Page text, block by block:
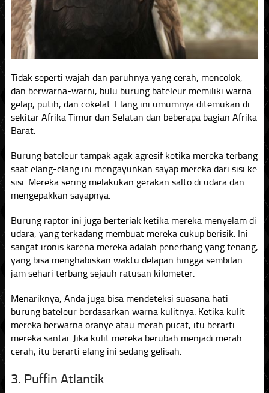
Tidak seperti wajah dan paruhnya yang cerah, mencolok,
dan berwarna-warni, bulu burung bateleur memiliki warna
gelap, putih, dan cokelat. Elang ini umumnya ditemukan di
sekitar Afrika Timur dan Selatan dan beberapa bagian Afrika
Barat.
Burung bateleur tampak agak agresif ketika mereka terbang
saat elang-elang ini mengayunkan sayap mereka dari sisi ke
sisi. Mereka sering melakukan gerakan salto di udara dan
mengepakkan sayapnya.
Burung raptor ini juga berteriak ketika mereka menyelam di
udara, yang terkadang membuat mereka cukup berisik. Ini
sangat ironis karena mereka adalah penerbang yang tenang,
yang bisa menghabiskan waktu delapan hingga sembilan
jam sehari terbang sejauh ratusan kilometer.
Menariknya, Anda juga bisa mendeteksi suasana hati
burung bateleur berdasarkan warna kulitnya. Ketika kulit
mereka berwarna oranye atau merah pucat, itu berarti
mereka santai. Jika kulit mereka berubah menjadi merah
cerah, itu berarti elang ini sedang gelisah.
3. Puffin Atlantik